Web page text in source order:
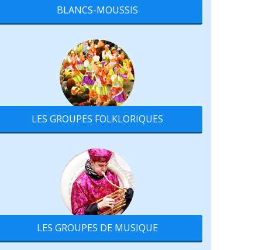
BLANCS-MOUSSIS
LES GROUPES FOLKLORIQUES
LES GROUPES DE MUSIQUE